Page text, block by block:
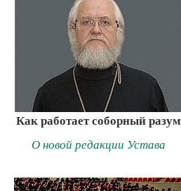
Как работает соборный разум
О новой редакции Устава